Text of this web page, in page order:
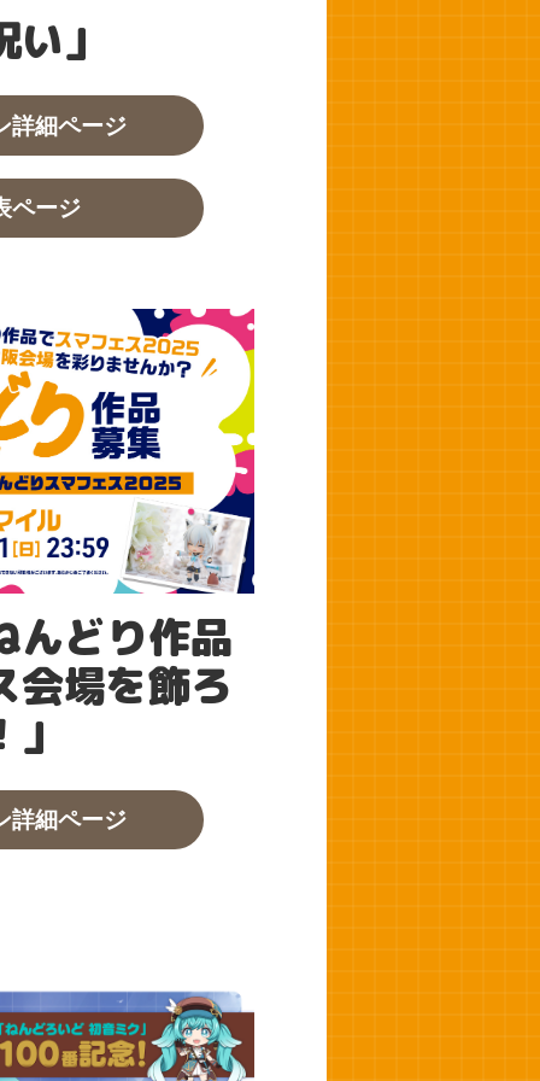
」
詳細ページ
ページ
んどり作品
会場を飾ろ
詳細ページ